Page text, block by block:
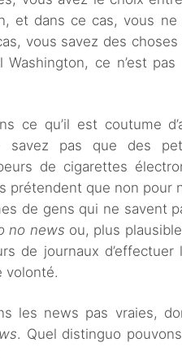
et dans ce cas, vous
vous savez des choses
ce n’est
ce qu’il est coutume
savez pas que des
de cigarettes
prétendent que non pour
de gens qui ne savent
no news ou, plus
de journaux
volonté.
les news pas vraies,
. Quel distinguo